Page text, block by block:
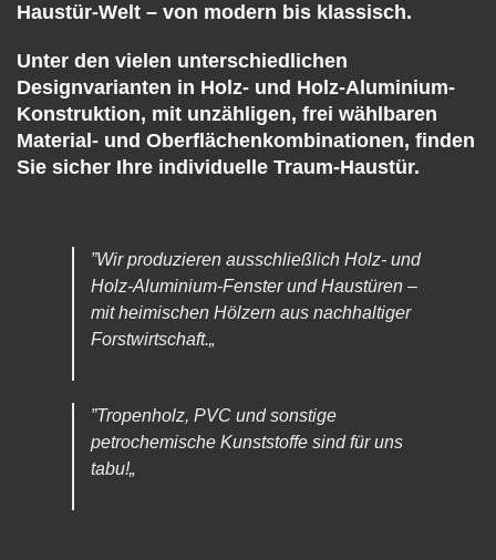
Haustür-Welt – von modern bis klassisch.
Unter den vielen unterschiedlichen
Designvarianten in Holz- und Holz-Aluminium-
Konstruktion, mit unzähligen, frei wählbaren
Material- und Oberflächenkombinationen, finden
Sie sicher Ihre individuelle Traum-Haustür.
”Wir produzieren ausschließlich Holz- und
Holz-Aluminium-Fenster und Haustüren –
mit heimischen Hölzern aus nachhaltiger
Forstwirtschaft.„
”Tropenholz, PVC und sonstige
petrochemische Kunststoffe sind für uns
tabu!„